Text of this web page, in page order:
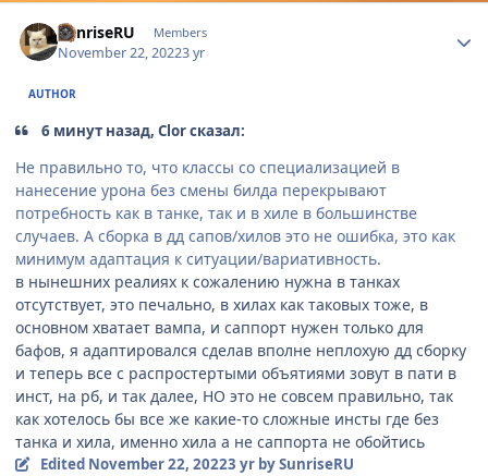
SunriseRU Members
November 22, 20223 yr
AUTHOR
6 минут назад, Clor сказал:
Не правильно то, что классы со специализацией в
нанесение урона без смены билда перекрывают
потребность как в танке, так и в хиле в большинстве
случаев. А сборка в дд сапов/хилов это не ошибка, это как
минимум адаптация к ситуации/вариативность.
в нынешних реалиях к сожалению нужна в танках
отсутствует, это печально, в хилах как таковых тоже, в
основном хватает вампа, и саппорт нужен только для
бафов, я адаптировался сделав вполне неплохую дд сборку
и теперь все с распростертыми объятиями зовут в пати в
инст, на рб, и так далее, НО это не совсем правильно, так
как хотелось бы все же какие-то сложные инсты где без
танка и хила, именно хила а не саппорта не обойтись
Edited November 22, 20223 yrby SunriseRU